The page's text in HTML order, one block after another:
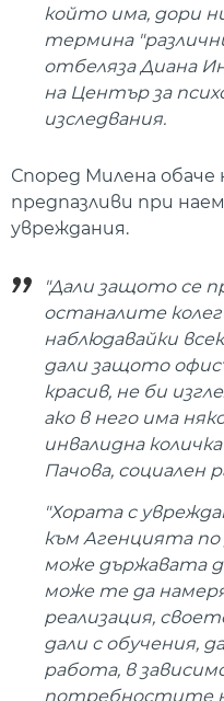
който има, дори
термина
отбеляза Диана
на Център за
изследвания.
Според Милена
предпазливи при
увреждания.
"Дали защото се
останалите
наблюдавайки
дали защото
красив, не би
ако в него има
инвалидна
Пачова, социален
"Хората с
към Агенцията
може държавата
може те да
реализация,
дали с обучения,
работа, в
потребностите